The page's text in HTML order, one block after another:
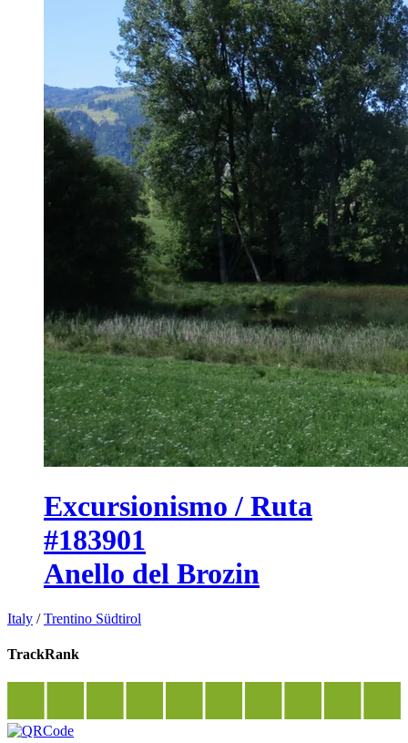
Excursionismo / Ruta
#183901
Anello del Brozin
Italy /Trentino Südtirol
TrackRank